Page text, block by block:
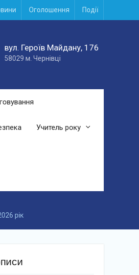
Оголошення Події
вул. Героїв Майдану, 176
58029 м. Чернівці
Учитель року
рік